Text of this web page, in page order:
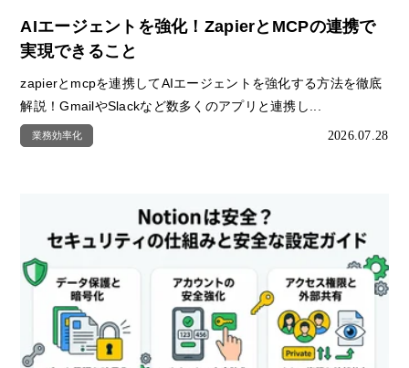
AIエージェントを強化！ZapierとMCPの連携で
実現できること
zapierとmcpを連携してAIエージェントを強化する方法を徹底
解説！GmailやSlackなど数多くのアプリと連携し...
業務効率化 2026.07.28